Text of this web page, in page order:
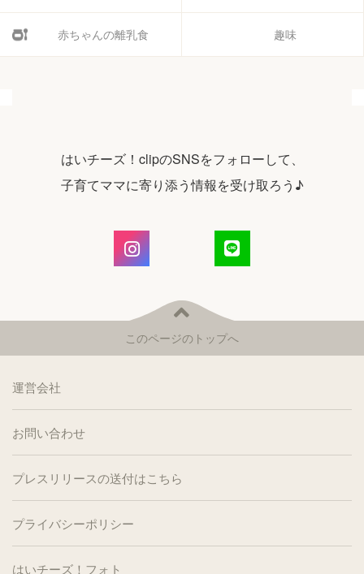
赤ちゃんの離乳食 趣味
はいチーズ！clipのSNSをフォローして、
子育てママに寄り添う情報を受け取ろう♪
このページのトップへ
運営会社
お問い合わせ
プレスリリースの送付はこちら
プライバシーポリシー
はいチーズ！フォト